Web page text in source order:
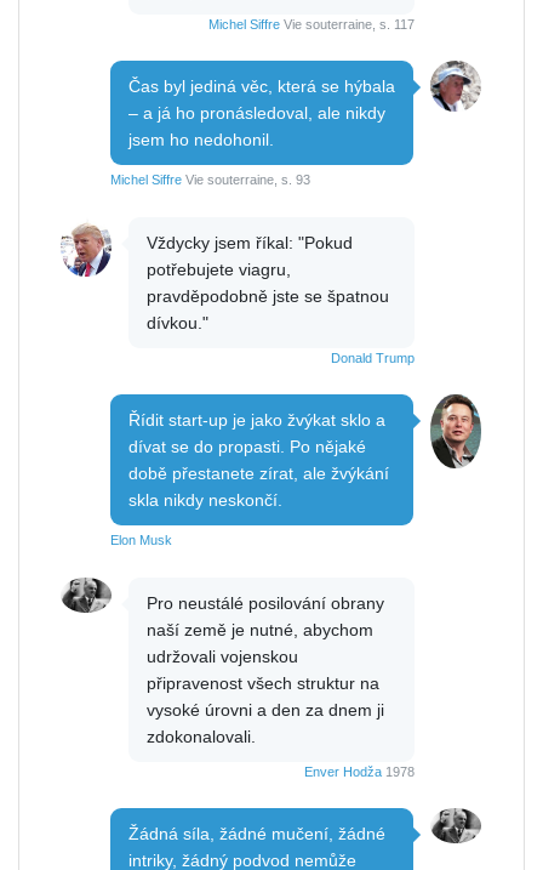
Michel Siffre Vie souterraine, s. 117
Čas byl jediná věc, která se hýbala
– a já ho pronásledoval, ale nikdy
jsem ho nedohonil.
Michel Siffre Vie souterraine, s. 93
Vždycky jsem říkal: "Pokud
potřebujete viagru,
pravděpodobně jste se špatnou
dívkou."
Donald Trump
Řídit start-up je jako žvýkat sklo a
dívat se do propasti. Po nějaké
době přestanete zírat, ale žvýkání
skla nikdy neskončí.
Elon Musk
Pro neustálé posilování obrany
naší země je nutné, abychom
udržovali vojenskou
připravenost všech struktur na
vysoké úrovni a den za dnem ji
zdokonalovali.
Enver Hodža 1978
Žádná síla, žádné mučení, žádné
intriky, žádný podvod nemůže